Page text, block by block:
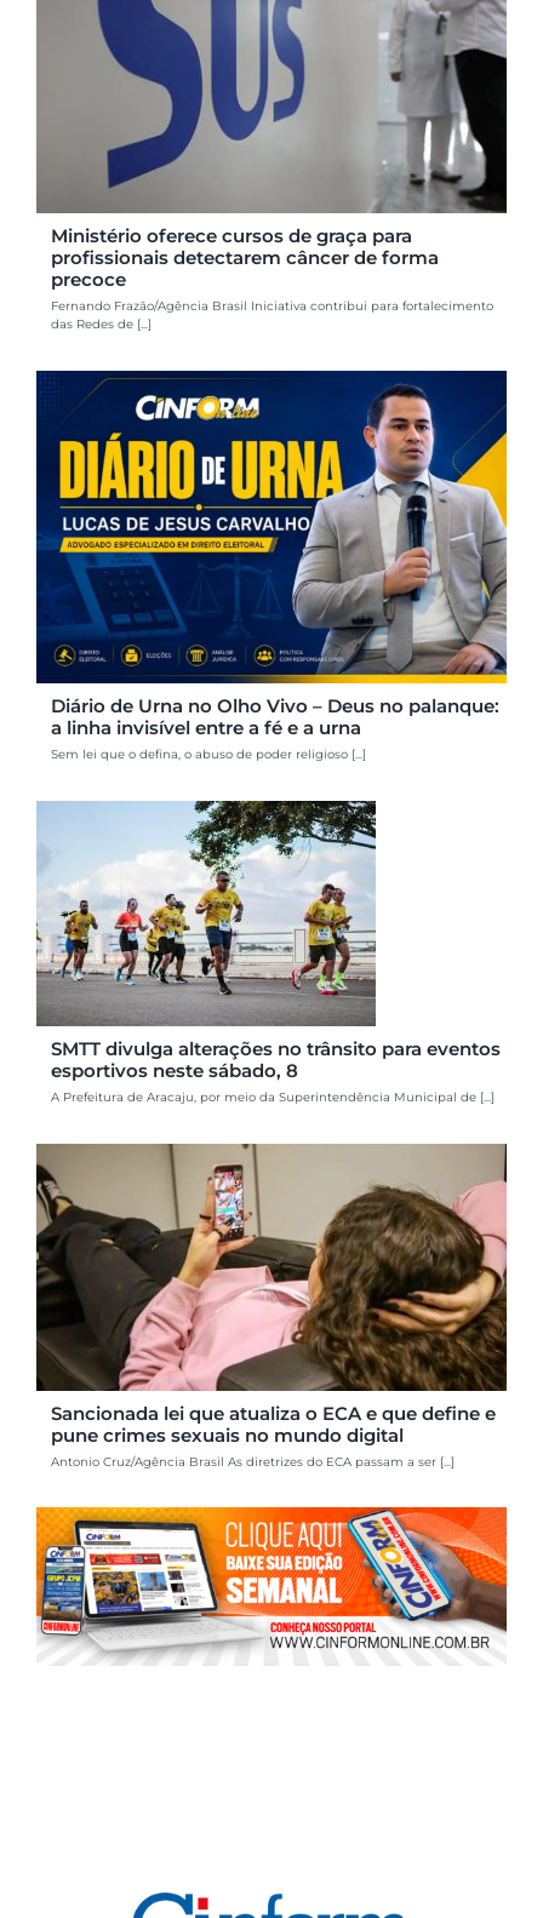
Ministério oferece cursos de graça para
profissionais detectarem câncer de forma
precoce
Fernando Frazão/Agência Brasil Iniciativa contribui para fortalecimento
das Redes de [...]
Diário de Urna no Olho Vivo – Deus no palanque:
a linha invisível entre a fé e a urna
Sem lei que o defina, o abuso de poder religioso [...]
SMTT divulga alterações no trânsito para eventos
esportivos neste sábado, 8
A Prefeitura de Aracaju, por meio da Superintendência Municipal de [...]
Sancionada lei que atualiza o ECA e que define e
pune crimes sexuais no mundo digital
Antonio Cruz/Agência Brasil As diretrizes do ECA passam a ser [...]